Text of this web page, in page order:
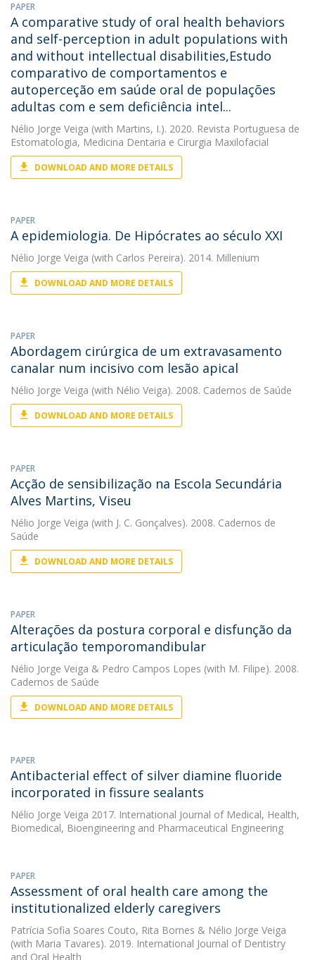
PAPER
A comparative study of oral health behaviors
and self-perception in adult populations with
and without intellectual disabilities,Estudo
comparativo de comportamentos e
autoperceção em saúde oral de populações
adultas com e sem deficiência intel...
Nélio Jorge Veiga (with Martins, I.). 2020. Revista Portuguesa de
Estomatologia, Medicina Dentaria e Cirurgia Maxilofacial
DOWNLOAD AND MORE DETAILS
PAPER
A epidemiologia. De Hipócrates ao século XXI
Nélio Jorge Veiga (with Carlos Pereira). 2014. Millenium
DOWNLOAD AND MORE DETAILS
PAPER
Abordagem cirúrgica de um extravasamento
canalar num incisivo com lesão apical
Nélio Jorge Veiga (with Nélio Veiga). 2008. Cadernos de Saúde
DOWNLOAD AND MORE DETAILS
PAPER
Acção de sensibilização na Escola Secundária
Alves Martins, Viseu
Nélio Jorge Veiga (with J. C. Gonçalves). 2008. Cadernos de
Saúde
DOWNLOAD AND MORE DETAILS
PAPER
Alterações da postura corporal e disfunção da
articulação temporomandibular
Nélio Jorge Veiga & Pedro Campos Lopes (with M. Filipe). 2008.
Cadernos de Saúde
DOWNLOAD AND MORE DETAILS
PAPER
Antibacterial effect of silver diamine fluoride
incorporated in fissure sealants
Nélio Jorge Veiga 2017. International Journal of Medical, Health,
Biomedical, Bioengineering and Pharmaceutical Engineering
PAPER
Assessment of oral health care among the
institutionalized elderly caregivers
Patrícia Sofia Soares Couto, Rita Bornes & Nélio Jorge Veiga
(with Maria Tavares). 2019. International Journal of Dentistry
and Oral Health